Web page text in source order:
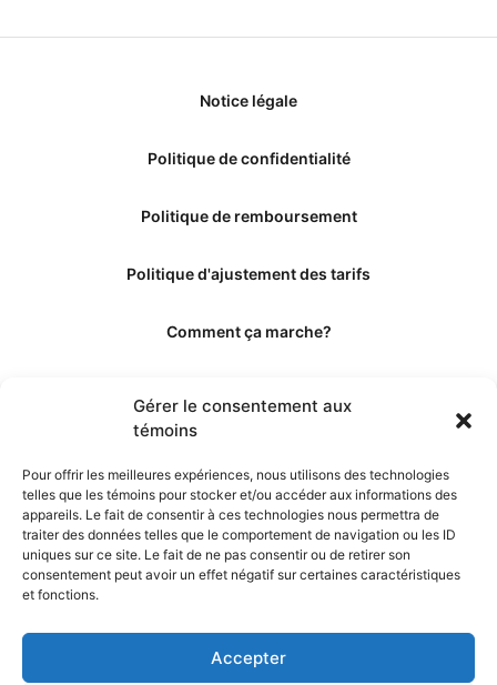
Gérer le consentement aux
témoins
Pour offrir les meilleures expériences, nous utilisons des technologies
telles que les témoins pour stocker et/ou accéder aux informations des
appareils. Le fait de consentir à ces technologies nous permettra de
traiter des données telles que le comportement de navigation ou les ID
uniques sur ce site. Le fait de ne pas consentir ou de retirer son
consentement peut avoir un effet négatif sur certaines caractéristiques
et fonctions.
Accepter
Notice légale
Politique de confidentialité
Politique de remboursement
Politique d'ajustement des tarifs
Comment ça marche?
Les éditeurs
Les experts et collaborateurs